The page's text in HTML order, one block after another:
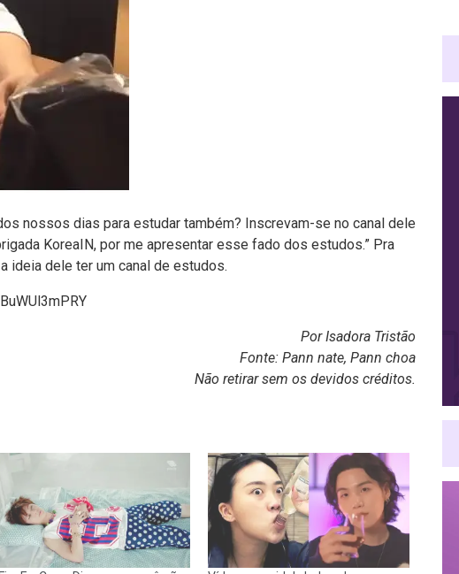
nossos dias para estudar também? Inscrevam-se no canal dele
KoreaIN, por me apresentar esse fado dos estudos.” Pra
ideia dele ter um canal de estudos.
Por Isadora Tristão
Fonte: Pann nate, Pann choa
Não retirar sem os devidos créditos.